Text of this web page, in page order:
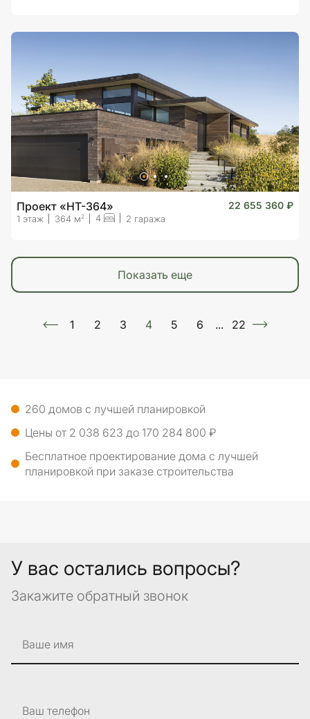
Проект «HT-364» 22 655 360 ₽
1 этаж 364 м2 4 2 гаража
показать еще
1 2 3 4 5 6 ... 22
260 домов с лучшей планировкой
Цены от 2 038 623 до 170 284 800 ₽
Бесплатное проектирование дома с лучшей
планировкой при заказе строительства
У вас остались вопросы?
Закажите обратный звонок
Ваше имя
Ваш телефон